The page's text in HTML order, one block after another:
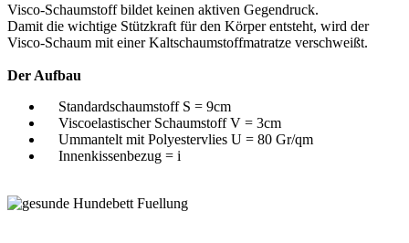
Visco-Schaumstoff bildet keinen aktiven Gegendruck.
Damit die wichtige Stützkraft für den Körper entsteht, wird der
Visco-Schaum mit einer Kaltschaumstoffmatratze verschweißt.
Der Aufbau
Standardschaumstoff S = 9cm
Viscoelastischer Schaumstoff V = 3cm
Ummantelt mit Polyestervlies U = 80 Gr/qm
Innenkissenbezug = i